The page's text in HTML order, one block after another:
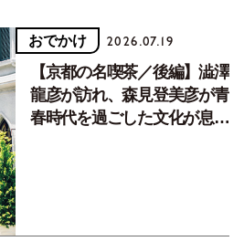
おでかけ 2026.07.19
【京都の名喫茶／後編】澁澤
龍彦が訪れ、森見登美彦が青
春時代を過ごした文化が息づ